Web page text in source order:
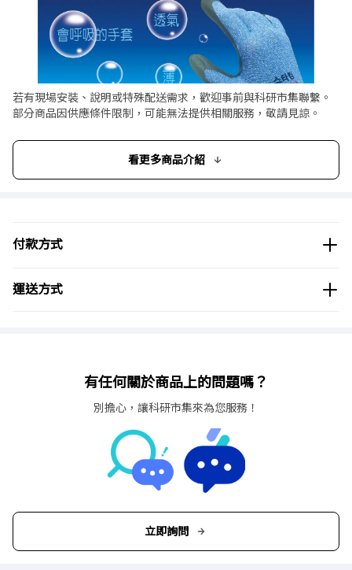
若有現場安裝、說明或特殊配送需求，歡迎事前與科研市集聯繫。
部分商品因供應條件限制，可能無法提供相關服務，敬請見諒。
看更多商品介紹
付款方式
運送方式
有任何關於商品上的問題嗎？
別擔心，讓科研市集來為您服務！
立即詢問